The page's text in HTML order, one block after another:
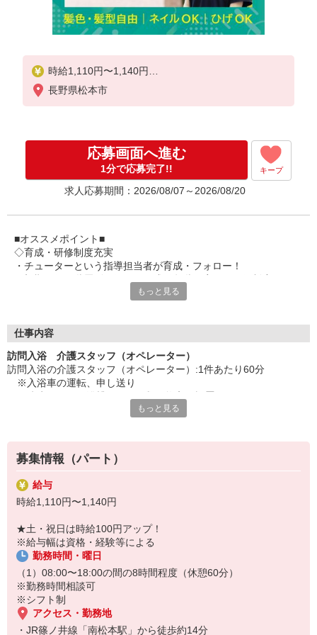
時給1,110円〜1,140円
★土・祝日は時給100円アップ！
長野県松本市
応募画面へ進む
1分で応募完了!! キープ
求人応募期間：2026/08/07～2026/08/20
■オススメポイント■
◇育成・研修制度充実
・チューターという指導担当者が育成・フォロー！
・キャリアアップ支援制度を活用して働きながら資格取得が可能
・ツクイ独自の福祉厚生制度でプライベートも充実
・子育て支援の福利厚生制度あり！子育てと仕事の両立を応援◎
・スタッフ何でも相談窓口やライフキャリア相談など、各相談窓
口あり
◇頑張った分、スタッフに還元！
・パートは特別手当の支給あり
もっと見る
仕事内容
訪問入浴 介護スタッフ（オペレーター）
訪問入浴の介護スタッフ（オペレーター）:1件あたり60分
※入浴車の運転、申し送り
※身体のふきあげ
※移動介助後、浴槽洗浄、片づけ
※その他備品管理
★＼3名体制で安心／
勤のみで働きたい方におすすめの仕事です。ヘルパー・オペレータ
ー・看護職員の3名でケアを行うため、安心して業務に取り組める体
制です。お客様から直接感謝の言葉を頂ける機会も多く、やりがい
を感じられます。
もっと見る
募集情報（パート）
給与
時給1,110円〜1,140円
★土・祝日は時給100円アップ！
※給与幅は資格・経験等による
勤務時間・曜日
（1）08:00〜18:00の間の8時間程度（休憩60分）
※勤務時間相談可
※シフト制
アクセス・勤務地
・JR篠ノ井線「南松本駅」から徒歩約14分